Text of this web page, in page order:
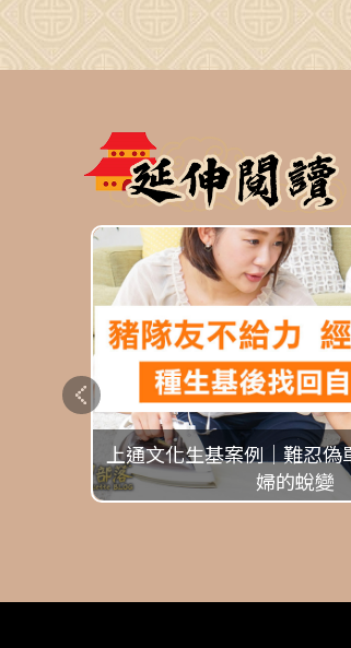
上通文化生基案例｜難忍
婦的蛻變